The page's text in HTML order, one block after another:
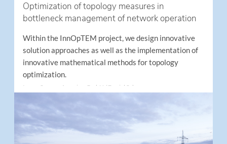
Optimization of topology measures in
bottleneck management of network operation
Within the InnOpTEM project, we design innovative
solution approaches as well as the implementation of
innovative mathematical methods for topology
optimization.
Image Source: Amprion GmbH / Daniel Schumann